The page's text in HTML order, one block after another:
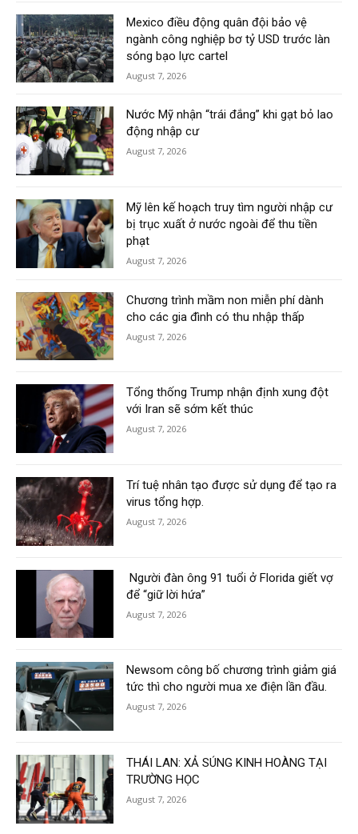
Mexico điều động quân đội bảo vệ
ngành công nghiệp bơ tỷ USD trước làn
sóng bạo lực cartel
August 7, 2026
Nước Mỹ nhận “trái đắng” khi gạt bỏ lao
động nhập cư
August 7, 2026
Mỹ lên kế hoạch truy tìm người nhập cư
bị trục xuất ở nước ngoài để thu tiền
phạt
August 7, 2026
Chương trình mầm non miễn phí dành
cho các gia đình có thu nhập thấp
August 7, 2026
Tổng thống Trump nhận định xung đột
với Iran sẽ sớm kết thúc
August 7, 2026
Trí tuệ nhân tạo được sử dụng để tạo ra
virus tổng hợp.
August 7, 2026
Người đàn ông 91 tuổi ở Florida giết vợ
để “giữ lời hứa”
August 7, 2026
Newsom công bố chương trình giảm giá
tức thì cho người mua xe điện lần đầu.
August 7, 2026
THÁI LAN: XẢ SÚNG KINH HOÀNG TẠI
TRƯỜNG HỌC
August 7, 2026